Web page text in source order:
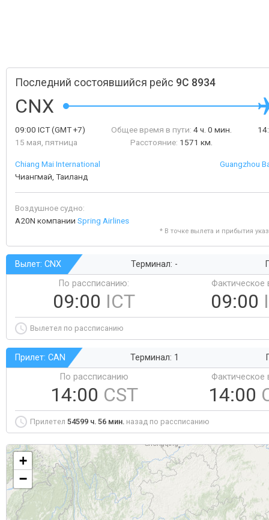
Последний состоявшийся рейс 9C 8934
CNX
09:00 ICT(GMT +7)
15 мая, пятница
Общее время в пути: 4 ч. 0 мин.
Расстояние: 1571 км.
Chiang Mai International
Чиангмай, Таиланд
Guangzhou
Воздушное судно:
A20N компании Spring Airlines
* В точке вылета и прибытия
Вылет: CNX Терминал: -
По рассписанию:
09:00 ICT
Фактическое
09:00
Вылетел по рассписанию
Прилет: CAN Терминал: 1
По рассписанию
14:00 CST
Фактическое
14:00
Прилетел 54599 ч. 56 мин. назад по рассписанию
+
−